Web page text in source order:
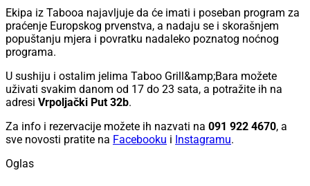
Ekipa iz Tabooa najavljuje da će imati i poseban program za
praćenje Europskog prvenstva, a nadaju se i skorašnjem
popuštanju mjera i povratku nadaleko poznatog noćnog
programa.
U sushiju i ostalim jelima Taboo Grill&amp;Bara možete
uživati svakim danom od 17 do 23 sata, a potražite ih na
adresi Vrpoljački Put 32b.
Za info i rezervacije možete ih nazvati na 091 922 4670, a
sve novosti pratite na Facebooku i Instagramu.
Oglas